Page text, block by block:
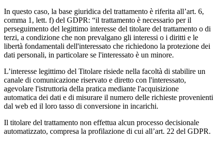
In questo caso, la base giuridica del trattamento è riferita all’art. 6,
comma 1, lett. f) del GDPR: “il trattamento è necessario per il
perseguimento del legittimo interesse del titolare del trattamento o di
terzi, a condizione che non prevalgano gli interessi o i diritti e le
libertà fondamentali dell'interessato che richiedono la protezione dei
dati personali, in particolare se l'interessato è un minore.
L’interesse legittimo del Titolare risiede nella facoltà di stabilire un
canale di comunicazione riservato e diretto con l'interessato,
agevolare l'istruttoria della pratica mediante l'acquisizione
automatica dei dati e di misurare il numero delle richieste provenienti
dal web ed il loro tasso di conversione in incarichi.
Il titolare del trattamento non effettua alcun processo decisionale
automatizzato, compresa la profilazione di cui all’art. 22 del GDPR.